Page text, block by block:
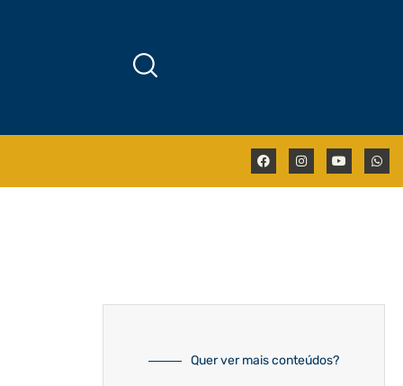
Quer ver mais conteúdos?